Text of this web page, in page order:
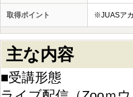
取得ポイント ※JUASア
主な内容
■受講形態